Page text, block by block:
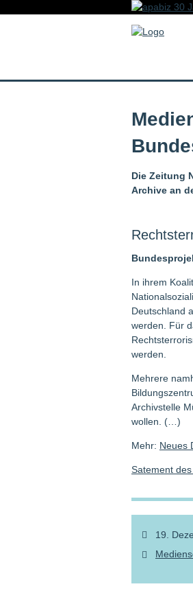
Die Zeitung
Archive an
In ihrem
Deutschland
werden. Für
werden.
Mehrere
Archivstelle
wollen. (…)
Mehr: Neues
Satement
19.